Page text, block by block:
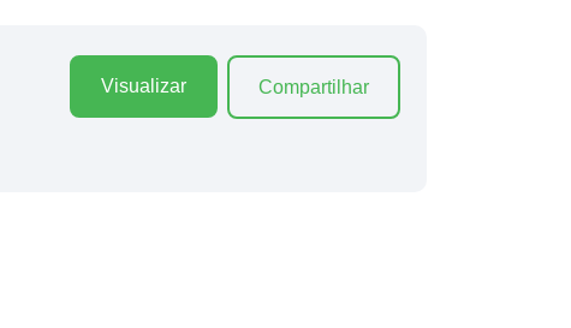
Visualizar Compartilhar